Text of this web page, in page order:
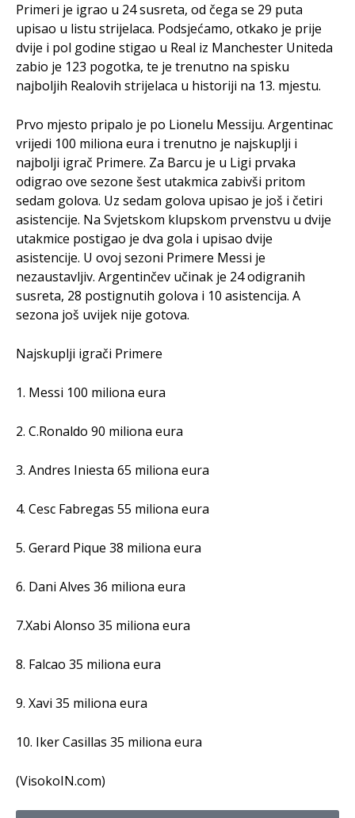
Primeri je igrao u 24 susreta, od čega se 29 puta
upisao u listu strijelaca. Podsjećamo, otkako je prije
dvije i pol godine stigao u Real iz Manchester Uniteda
zabio je 123 pogotka, te je trenutno na spisku
najboljih Realovih strijelaca u historiji na 13. mjestu.
Prvo mjesto pripalo je po Lionelu Messiju. Argentinac
vrijedi 100 miliona eura i trenutno je najskuplji i
najbolji igrač Primere. Za Barcu je u Ligi prvaka
odigrao ove sezone šest utakmica zabivši pritom
sedam golova. Uz sedam golova upisao je još i četiri
asistencije. Na Svjetskom klupskom prvenstvu u dvije
utakmice postigao je dva gola i upisao dvije
asistencije. U ovoj sezoni Primere Messi je
nezaustavljiv. Argentinčev učinak je 24 odigranih
susreta, 28 postignutih golova i 10 asistencija. A
sezona još uvijek nije gotova.
Najskuplji igrači Primere
1. Messi 100 miliona eura
2. C.Ronaldo 90 miliona eura
3. Andres Iniesta 65 miliona eura
4. Cesc Fabregas 55 miliona eura
5. Gerard Pique 38 miliona eura
6. Dani Alves 36 miliona eura
7.Xabi Alonso 35 miliona eura
8. Falcao 35 miliona eura
9. Xavi 35 miliona eura
10. Iker Casillas 35 miliona eura
(VisokoIN.com)